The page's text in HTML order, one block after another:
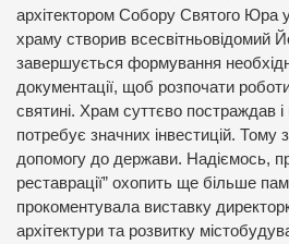
архітектором Собору Святого Юра
храму створив всесвітньовідомий
завершується формування
документації, щоб розпочати
святині. Храм суттєво постраждав і
потребує значних інвестицій. Тому
допомогу до держави. Надіємось,
реставрації” охопить ще більше
прокоментувала виставку
архітектури та розвитку